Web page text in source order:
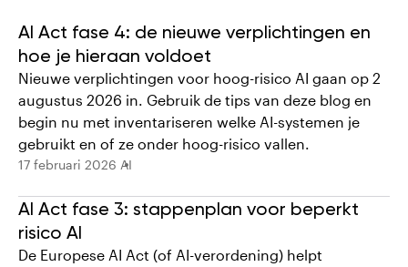
AI Act fase 4: de nieuwe verplichtingen en
hoe je hieraan voldoet
Nieuwe verplichtingen voor hoog-risico AI gaan op 2
augustus 2026 in. Gebruik de tips van deze blog en
begin nu met inventariseren welke AI-systemen je
gebruikt en of ze onder hoog-risico vallen.
17 februari 2026 AI
A I Act fase 3: stappenplan voor beperkt
risico AI
De Europese AI Act (of AI-verordening) helpt